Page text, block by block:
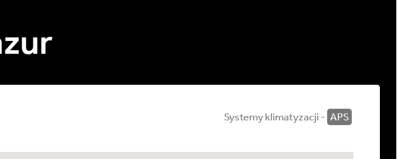
Systemy klimatyzacji - APS